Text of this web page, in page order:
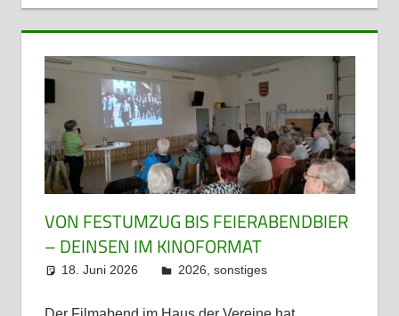
VON FESTUMZUG BIS FEIERABENDBIER
– DEINSEN IM KINOFORMAT
18. Juni 2026 admin
2026, sonstiges